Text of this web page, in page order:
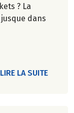
? La
dans
LIRE LA SUITEDE